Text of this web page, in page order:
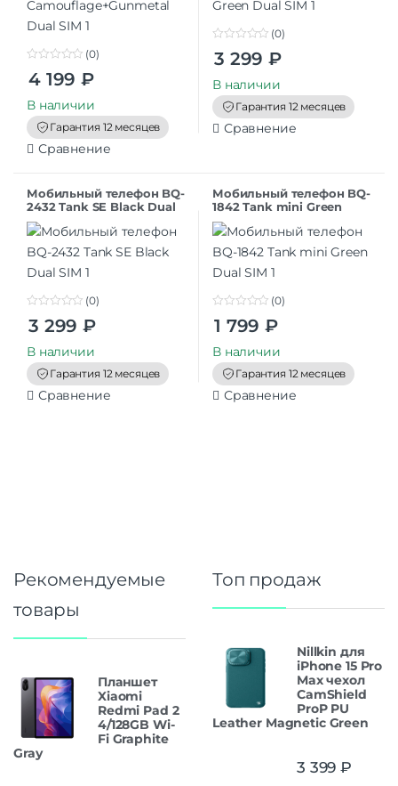
o
t
o
f
5
(0)
4 199 ₽
В наличии
Гарантия 12 месяцев
Сравнение
o
t
o
f
5
(0)
3 299 ₽
В наличии
Гарантия 12 месяцев
Сравнение
Мобильный телефон BQ-
2432 Tank SE Black Dual
SIM
o
t
o
f
5
(0)
3 299 ₽
В наличии
Гарантия 12 месяцев
Сравнение
Мобильный телефон BQ-
1842 Tank mini Green
Dual SIM
t
o
f
5
(0)
1 799 ₽
В наличии
Гарантия 12 месяцев
Сравнение
Рекомендуемые
товары
Планшет
Xiaomi
Redmi Pad 2
4/128GB Wi-
Fi Graphite
Gray
Топ продаж
Nillkin для
iPhone 15 Pro
Max чехол
CamShield
ProP PU
Leather Magnetic Green
3 399 ₽